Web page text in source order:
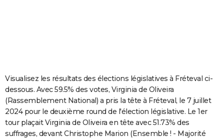
Carte de Noël
Carte Bonne année
Carte Saint-Valentin
Carte Pâques
Carte d'anniversaire
DICTIONNAIRE
Dictionnaire
Biographies
Citations
Expressions
Proverbes
PROGRAMME TV
COPAINS D'AVANT
Visualisez les résultats des élections législatives à Fréteval ci-
dessous. Avec 59.5% des votes, Virginia de Oliveira
(Rassemblement National) a pris la tête à Fréteval, le 7 juillet
2024 pour le deuxième round de l'élection législative. Le 1er
tour plaçait Virginia de Oliveira en tête avec 51.73% des
suffrages, devant Christophe Marion (Ensemble ! - Majorité